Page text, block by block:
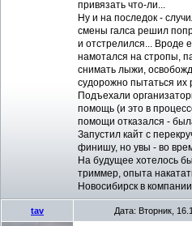
привязать что-ли...
Ну и на последок -
смены галса решил
и отстрелился... Вроде
намотался на стропы,
снимать лыжи,
судорожно пытаться их
Подъехали
помощь (и это в
помощи отказался -
Запустил кайт с
финишу, но увы - во
На будущее хотелось
триммер, опыта
Новосибирск в
tav Дата: Вторник,